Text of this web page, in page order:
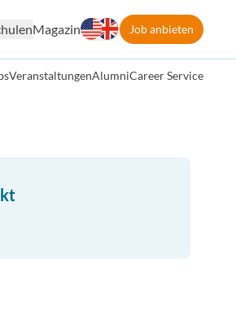
Magazin Job anbieten
VeranstaltungenAlumniCareer Service